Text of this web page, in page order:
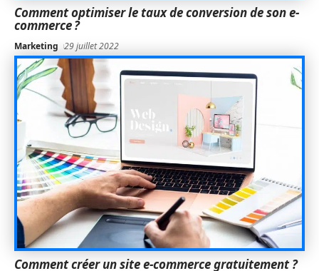
Comment optimiser le taux de conversion de son e-
commerce ?
Marketing 29 juillet 2022
Comment créer un site e-commerce gratuitement ?